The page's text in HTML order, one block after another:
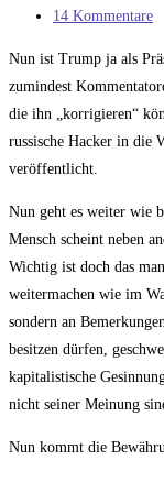
Kategorie:
Beitrags-
14 Kommentare
Nun ist Trump ja als
zumindest
die ihn „korrigieren“
russische Hacker in die
veröffentlicht.
Nun geht es weiter wie
Mensch scheint neben
Wichtig ist doch das
weitermachen wie im
sondern an
besitzen dürfen,
kapitalistische
nicht seiner Meinung
Nun kommt die